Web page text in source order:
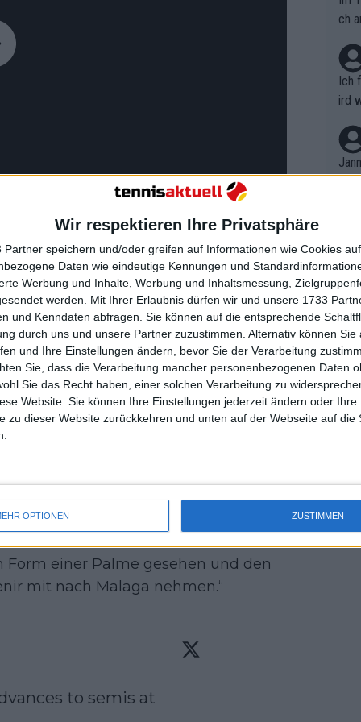
Wir respektieren Ihre Privatsphäre
Partner speichern und/oder greifen auf Informationen wie Cookies
Daten wie eindeutige Kennungen und
Werbung und Inhalte, Werbung und Inhaltsmessung,
werden. Mit Ihrer Erlaubnis dürfen wir und unsere 1733
und Kenndaten abfragen. Sie können auf die entsprechende
durch uns und unsere Partner zuzustimmen. Alternativ können Sie
und Ihre Einstellungen ändern, bevor Sie der Verarbeitung
Sie, dass die Verarbeitung mancher personenbezogenen Daten
Sie das Recht haben, einer solchen Verarbeitung zu
Website. Sie können Ihre Einstellungen jederzeit ändern oder Ihre
zu dieser Website zurückkehren und unten auf der Webseite auf die
OPTIONEN ZUSTIMMEN
ihre 20-jährige Gegnerin servierte die
ohne Punktverlust nach Hause. Im
ihr variables Spiel weiter fort und
Chancen zum Doppel-
zurückkommen. Im entscheidenden
45. ihre ganze Routine aus und
Volley-Stopp den 6:4, 7:6 (4)-
kommentierte die zufriedene
Tennis gezeigt und von Anfang
Beginn an mental bereit, ihre
dem Sieg heute freue ich mich sehr,
wurde. Ich habe schon den
einer Palme gesehen und den
mit nach Malaga nehmen.“
ch
Ich
ird
r in
em
t,
B.
on
uss
mal
des
n
nt.
kel